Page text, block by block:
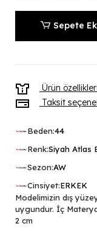
Sepete
Ürün özellikleri
Taksit
Beden:44
Renk:Siyah Atlas
Sezon:AW
Cinsiyet:ERKEK
Modelimizin dış
uygundur. İç
2 cm